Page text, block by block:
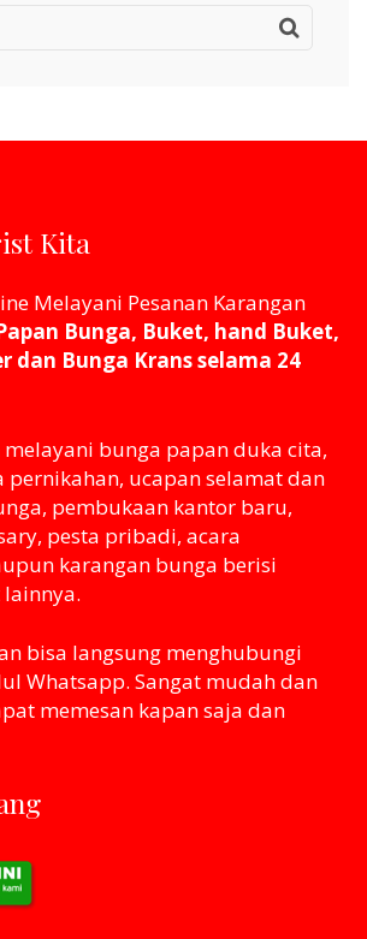
Kita
Melayani Pesanan Karangan
Bunga, Buket, hand Buket,
dan Bunga Krans selama 24
bunga papan duka cita,
pernikahan, ucapan selamat dan
pembukaan kantor baru,
pesta pribadi, acara
karangan bunga berisi
bisa langsung menghubungi
Whatsapp. Sangat mudah dan
memesan kapan saja dan